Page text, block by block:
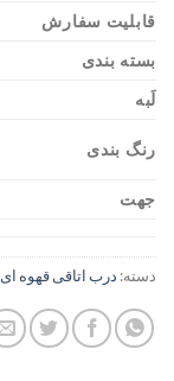
قابلیت سفارش
بسته بندی
لَبه
رنگ بندی
جهت
دسته: درب اتاقی قهوه ای